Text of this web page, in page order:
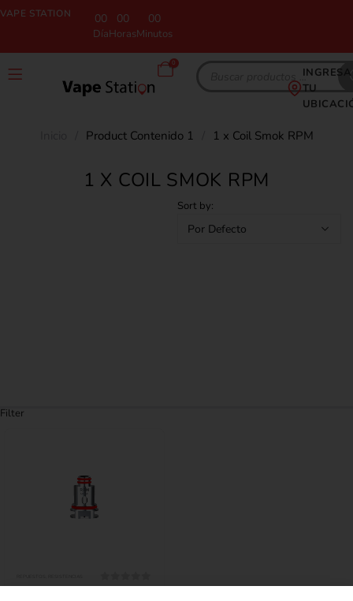
VAPE STATION 00
Día
00
Horas
00
Minutos
0
INGRESA
TU
Product Contenido 1 1 x Coil Smok RPM
1 X COIL SMOK RPM
Filter
Sort by: